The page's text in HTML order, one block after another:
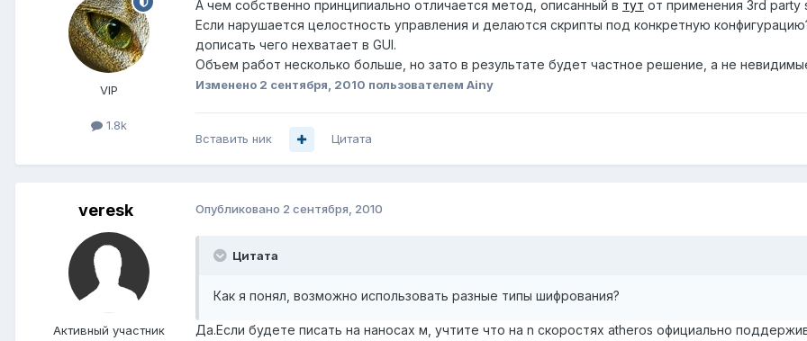
VIP
1.8k
А чем собственно принципиально отличается метод, описанный в тут от применения 3rd party
Если нарушается целостность управления и делаются скрипты под конкретную
дописать чего нехватает в GUI.
Объем работ несколько больше, но зато в результате будет частное решение, а не
Изменено 2 сентября, 2010 пользователем Ainy
Вставить ник Цитата
veresk
Активный участник
Опубликовано 2 сентября, 2010
Цитата
Как я понял, возможно использовать разные типы шифрования?
Да.Если будете писать на наносах м, учтите что на n скоростях atheros официально